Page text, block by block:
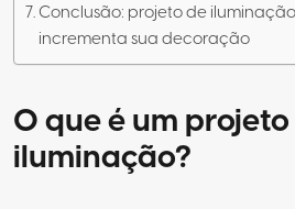
Conclusão: projeto de
incrementa sua decoração
O que é um
iluminação?